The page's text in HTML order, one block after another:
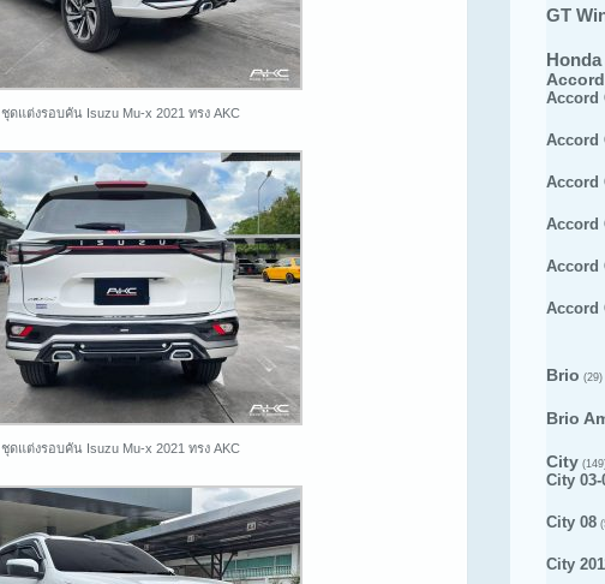
ชุดแต่งรอบคัน Isuzu Mu-x 2021 ทรง AKC
ชุดแต่งรอบคัน Isuzu Mu-x 2021 ทรง AKC
GT
Honda
Accord
Accord
Accord
Accord
Accord
Accord
Accord
Brio (29)
Brio
City
City 03-
City 08
City